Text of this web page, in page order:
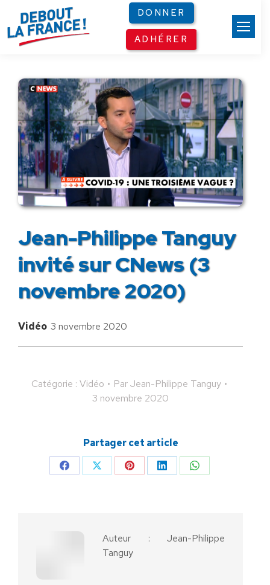
DONNER
ADHÉRER
Jean-Philippe Tanguy
invité sur CNews (3
novembre 2020)
Vidéo 3 novembre 2020
Catégorie : Vidéo ParJean-Philippe Tanguy
3 novembre 2020
Partager cet article
PartagerPartagerPartagerPartagerPartager
Auteur : Jean-Philippe
Tanguy
Panneau de gestion des cookies